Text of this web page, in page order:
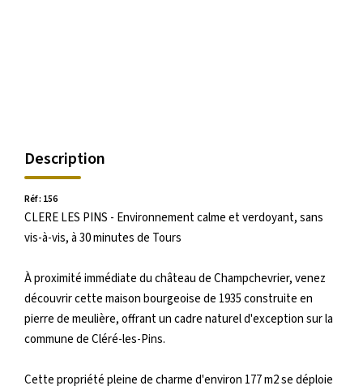
Conciergerie
Nos Logements
NOTRE RÉSEAU
Les Partenaires
Description
Réf : 156
CLERE LES PINS - Environnement calme et verdoyant, sans
vis-à-vis, à 30 minutes de Tours
À proximité immédiate du château de Champchevrier, venez
découvrir cette maison bourgeoise de 1935 construite en
pierre de meulière, offrant un cadre naturel d'exception sur la
commune de Cléré-les-Pins.
Cette propriété pleine de charme d'environ 177 m2 se déploie